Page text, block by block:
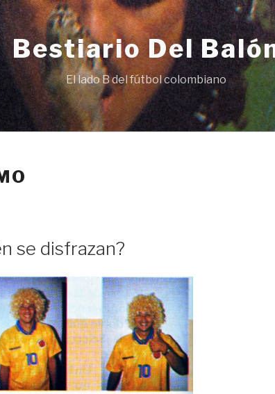
Bestiario Del
El lado B del fútbol colombiano
se disfrazan?